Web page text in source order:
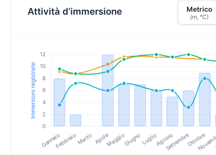
Attività d’immersione Metrico
(m, °C)